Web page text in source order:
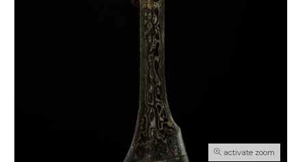
activate zoom